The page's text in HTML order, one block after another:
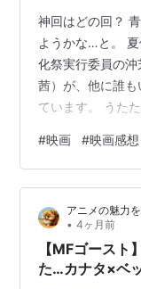
神回はどの回？
ようかな…と。
化祭実行委員の
茜）が、他に誰
ています。 うた
っ暗になり、気
んと樹は、13：
ープで繰り返す
樹のみ。恵那に
す。 なんでこん
いでそのヒント
#映画 #映画感想
アニメの魅力
• 4ヶ月前
【MFゴース
た…カナタ×ベ